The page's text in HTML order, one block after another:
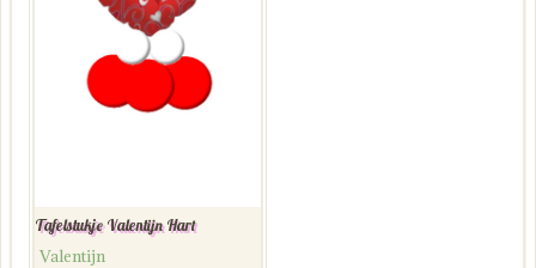
Tafelstukje Valentijn Hart
Valentijn